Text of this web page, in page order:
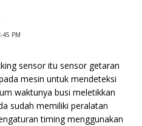
PM
sensor itu sensor getaran
mesin untuk mendeteksi
waktunya busi meletikkan
sudah memiliki peralatan
timing menggunakan